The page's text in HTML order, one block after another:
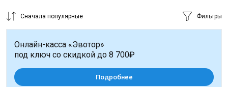
Сначала популярные Фильтры
Онлайн-касса «Эвотор»
под ключ со скидкой до 8 700₽
Подробнее